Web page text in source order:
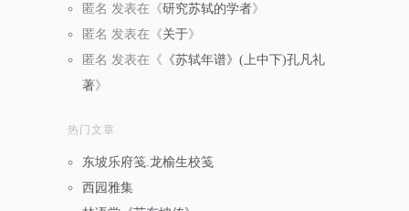
匿名 发表在《研究苏轼的学者》
匿名 发表在《关于》
匿名 发表在《 《苏轼年谱》(上中下)孔凡礼
著》
热门文章
东坡乐府笺.龙榆生校笺
西园雅集